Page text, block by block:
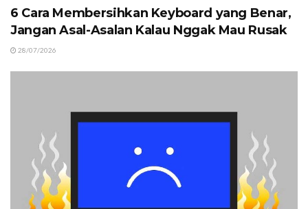
6 Cara Membersihkan Keyboard yang Benar,
Jangan Asal-Asalan Kalau Nggak Mau Rusak
28/07/2026